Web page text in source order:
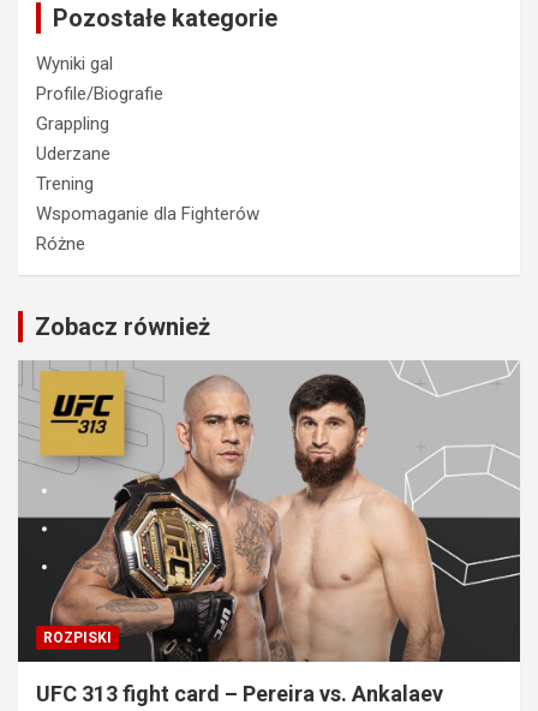
Pozostałe kategorie
Wyniki gal
Profile/Biografie
Grappling
Uderzane
Trening
Wspomaganie dla Fighterów
Różne
Zobacz również
ROZPISKI
UFC 313 fight card – Pereira vs. Ankalaev